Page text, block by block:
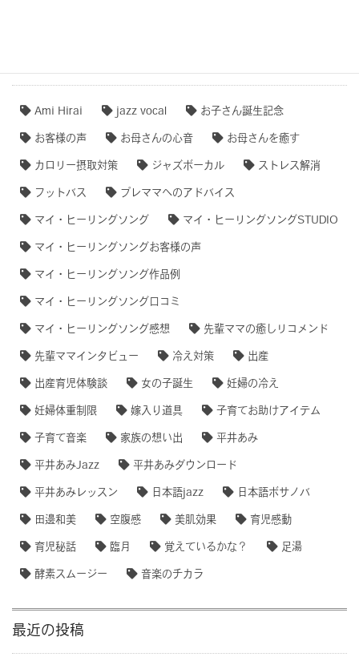
Ami Hirai jazz vocal お子さん誕生記念
お客様の声 お母さんの心音 お母さんを癒す
カロリー摂取対策 ジャズボーカル ストレス解消
フットバス プレママへのアドバイス
マイ・ヒーリングソング マイ・ヒーリングソングSTUDIO
マイ・ヒーリングソングお客様の声
マイ・ヒーリングソング作品例
マイ・ヒーリングソング口コミ
マイ・ヒーリングソング感想 先輩ママの癒しリコメンド
先輩ママインタビュー 冷え対策 出産
出産育児体験談 女の子誕生 妊婦の冷え
妊婦体重制限 嫁入り道具 子育てお助けアイテム
子育て音楽 家族の想い出 平井あみ
平井あみJazz 平井あみダウンロード
平井あみレッスン 日本語jazz 日本語ボサノバ
田邊和美 空腹感 美肌効果 育児感動
育児秘話 臨月 覚えているかな？ 足湯
酵素スムージー 音楽のチカラ
最近の投稿